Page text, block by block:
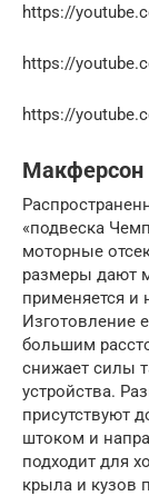
https://
https://
https://
Макферсон
«подвеска
моторные
размеры дают
применяется и
Изготовление
большим
снижает силы
устройства.
присутствуют
штоком и
подходит для
крыла и кузов